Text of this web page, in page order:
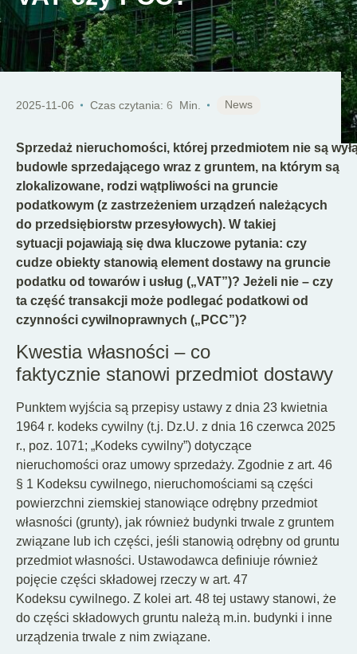
PL
2025-11-06 Czas czytania: 6 Min. News
Sprzedaż nieruchomości, której przedmiotem nie są
budowle sprzedającego wraz z gruntem, na którym są
zlokalizowane, rodzi wątpliwości na gruncie
podatkowym (z zastrzeżeniem urządzeń należących
do przedsiębiorstw przesyłowych). W takiej
sytuacji pojawiają się dwa kluczowe pytania: czy
cudze obiekty stanowią element dostawy na gruncie
podatku od towarów i usług („VAT”)? Jeżeli nie – czy
ta część transakcji może podlegać podatkowi od
czynności cywilnoprawnych („PCC”)?
Kwestia własności – co
faktycznie stanowi przedmiot dostawy
Punktem wyjścia są przepisy ustawy z dnia 23 kwietnia
1964 r. kodeks cywilny (t.j. Dz.U. z dnia 16 czerwca 2025
r., poz. 1071; „Kodeks cywilny”) dotyczące
nieruchomości oraz umowy sprzedaży. Zgodnie z art. 46
§ 1 Kodeksu cywilnego, nieruchomościami są części
powierzchni ziemskiej stanowiące odrębny przedmiot
własności (grunty), jak również budynki trwale z gruntem
związane lub ich części, jeśli stanowią odrębny od gruntu
przedmiot własności. Ustawodawca definiuje również
pojęcie części składowej rzeczy w art. 47
Kodeksu cywilnego. Z kolei art. 48 tej ustawy stanowi, że
do części składowych gruntu należą m.in. budynki i inne
urządzenia trwale z nim związane.